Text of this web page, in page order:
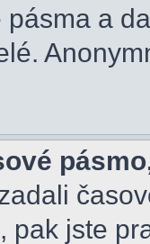
a
pak jste